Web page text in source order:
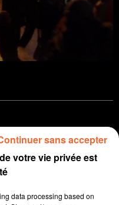
( MIDI )
votre vie privée est
data processing based on
sans accepter